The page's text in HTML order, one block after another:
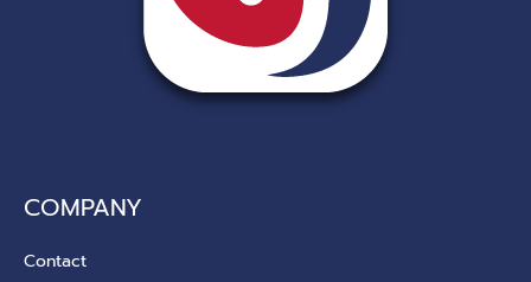
COMPANY
Contact